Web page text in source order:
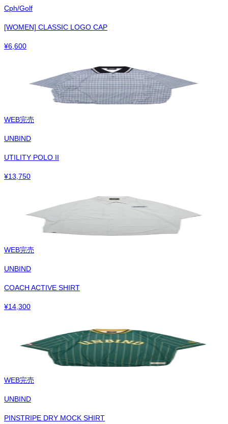
Cph/Golf
[WOMEN] CLASSIC LOGO CAP
¥6,600
WEB完売
UNBIND
UTILITY POLO II
¥13,750
WEB完売
UNBIND
COACH ACTIVE SHIRT
¥14,300
WEB完売
UNBIND
PINSTRIPE DRY MOCK SHIRT